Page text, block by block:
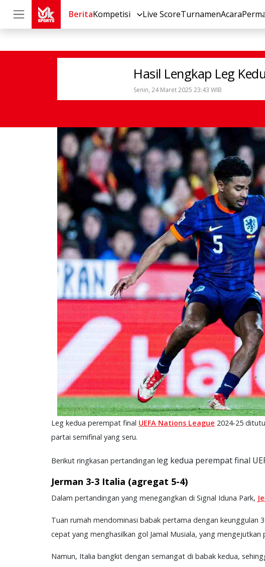
BeritaKompetisi Live ScoreTurnamenAcara
Hasil Lengkap Leg
Senin, 24 Maret 2025 23:43 WIB
Leg kedua perempat final UEFA Nations League 2024-25
partai semifinal yang seru.
Berikut ringkasan pertandingan leg kedua perempat final
Jerman 3-3 Italia (agregat 5-4)
Dalam pertandingan yang menegangkan di Signal Iduna Park,
Tuan rumah mendominasi babak pertama dengan keunggulan
cepat yang menghasilkan gol Jamal Musiala, yang mengejutkan
Namun, Italia bangkit dengan semangat di babak kedua,